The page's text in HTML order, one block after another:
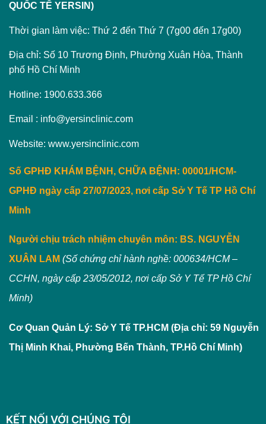
QUỐC TẾ YERSIN)
Thời gian làm việc: Thứ 2 đến Thứ 7 (7g00 đến 17g00)
Địa chỉ: Số 10 Trương Định, Phường Xuân Hòa, Thành
phố Hồ Chí Minh
Hotline: 1900.633.366
Email : info@yersinclinic.com
Website: www.yersinclinic.com
Số GPHĐ KHÁM BỆNH, CHỮA BỆNH: 00001/HCM-
GPHĐ ngày cấp 27/07/2023, nơi cấp Sở Y Tế TP Hồ Chí
Minh
Người chịu trách nhiệm chuyên môn: BS. NGUYỄN
XUÂN LAM (Số chứng chỉ hành nghề: 000634/HCM –
CCHN, ngày cấp 23/05/2012, nơi cấp Sở Y Tế TP Hồ Chí
Minh)
Cơ Quan Quản Lý: Sở Y Tế TP.HCM (Địa chỉ: 59 Nguyễn
Thị Minh Khai, Phường Bến Thành, TP.Hồ Chí Minh)
KẾT NỐI VỚI CHÚNG TÔI